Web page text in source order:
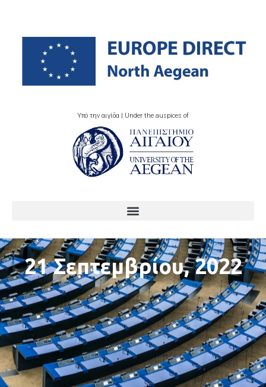
Υπό την αιγίδα | Under the auspices of
21 Σεπτεμβρίου, 2022